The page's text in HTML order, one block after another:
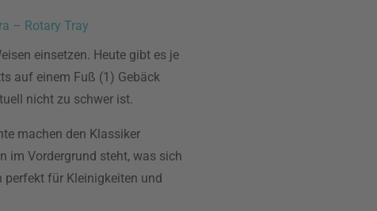
– Rotary Tray
einsetzen. Heute gibt es je
auf einem Fuß (1) Gebäck
nicht zu schwer ist.
machen den Klassiker
im Vordergrund steht, was sich
perfekt für Kleinigkeiten und